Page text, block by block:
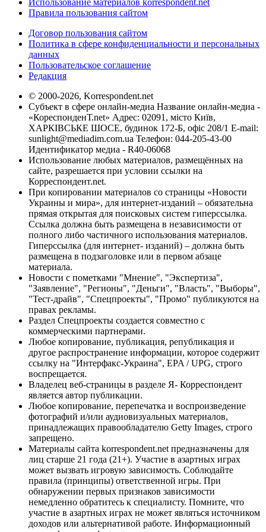
Использование материалов korrespondent.net
Правила пользования сайтом
Договор пользования сайтом
Политика в сфере конфиденциальности и персональных
данных
Пользовательское соглашение
Редакция
© 2000-2026, Korrespondent.net
Субъект в сфере онлайн-медиа Название онлайн-медиа -
«КореспонденТ.net» Адрес: 02091, місто Київ,
ХАРКІВСЬКЕ ШОСЕ, будинок 172-Б, офіс 208/1 E-mail:
sunlight@mediadim.com.ua Телефон: 044-205-43-00
Идентификатор медиа - R40-06068
Использование любых материалов, размещённых на
сайте, разрешается при условии ссылки на
Корреспондент.net.
При копировании материалов со страницы «Новости
Украины и мира», для интернет-изданий – обязательна
прямая открытая для поисковых систем гиперссылка.
Ссылка должна быть размещена в независимости от
полного либо частичного использования материалов.
Гиперссылка (для интернет- изданий) – должна быть
размещена в подзаголовке или в первом абзаце
материала.
Новости с пометками "Мнение", "Экспертиза",
"Заявление", "Регионы", "Деньги", "Власть", "Выборы",
"Тест-драйв", "Спецпроекты", "Промо" публикуются на
правах рекламы.
Раздел Спецпроекты создается совместно с
коммерческими партнерами.
Любое копирование, публикация, републикация и
другое распространение информации, которое содержит
ссылку на "Интерфакс-Украина", EPA / UPG, строго
воспрещается.
Владелец веб-страницы в разделе Я- Корреспондент
является автор публикации.
Любое копирование, перепечатка и воспроизведение
фотографий и/или аудиовизуальных материалов,
принадлежащих правообладателю Getty Images, строго
запрещено.
Материалы сайта korrespondent.net предназначены для
лиц старше 21 года (21+). Участие в азартных играх
может вызвать игровую зависимость. Соблюдайте
правила (принципы) ответственной игры. При
обнаружении первых признаков зависимости
немедленно обратитесь к специалисту. Помните, что
участие в азартных играх не может являться источником
доходов или альтернативой работе. Информационный